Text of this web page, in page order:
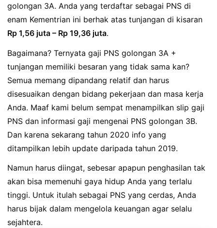
golongan 3A. Anda yang terdaftar sebagai PNS di
enam Kementrian ini berhak atas tunjangan di kisaran
Rp 1,56 juta – Rp 19,36 juta.
Bagaimana? Ternyata gaji PNS golongan 3A +
tunjangan memiliki besaran yang tidak sama kan?
Semua memang dipandang relatif dan harus
disesuaikan dengan bidang pekerjaan dan masa kerja
Anda. Maaf kami belum sempat menampilkan slip gaji
PNS dan informasi gaji mengenai PNS golongan 3B.
Dan karena sekarang tahun 2020 info yang
ditampilkan lebih update daripada tahun 2019.
Namun harus diingat, sebesar apapun penghasilan tak
akan bisa memenuhi gaya hidup Anda yang terlalu
tinggi. Untuk itulah sebagai PNS yang cerdas, Anda
harus bijak dalam mengelola keuangan agar selalu
sejahtera.